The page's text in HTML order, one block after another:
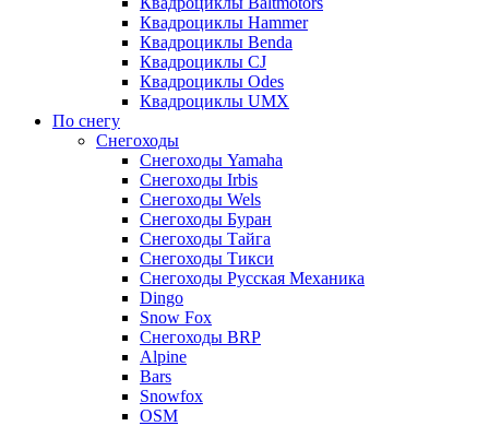
Квадроциклы Hammer
Квадроциклы Benda
Квадроциклы CJ
Квадроциклы Odes
Квадроциклы UMX
По снегу
Снегоходы
Снегоходы Yamaha
Снегоходы Irbis
Снегоходы Wels
Снегоходы Буран
Снегоходы Тайга
Снегоходы Тикси
Снегоходы Русская Механика
Dingo
Snow Fox
Снегоходы BRP
Alpine
Bars
Snowfox
OSM